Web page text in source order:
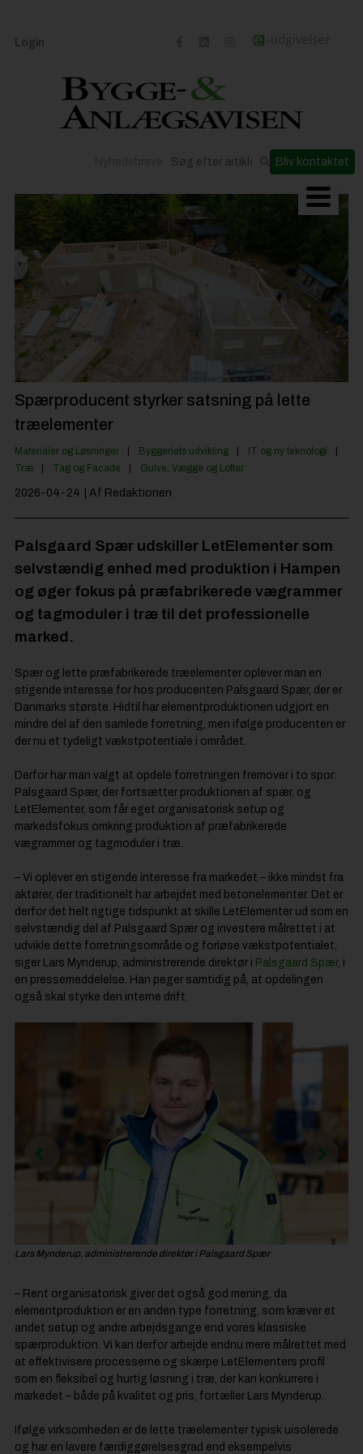
Login
Bliv kontaktet
Materialer og løsninger
Anlæg
Til Håndværkeren
Partnere
Jobportal
Spærproducent styrker satsning på lette
træelementer
Materialer og Løsninger Byggeriets udvikling
IT og ny teknologi
Træ
Tag og Facade Gulve, Vægge og Lofter
2026-04-24 | Af Redaktionen
Palsgaard Spær udskiller LetElementer som
selvstændig enhed med produktion i Hampen
og øger fokus på præfabrikerede vægrammer
og tagmoduler i træ til det professionelle
marked.
Spær og lette præfabrikerede træelementer oplever man en
stigende interesse for hos producenten Palsgaard Spær, der er
Danmarks største. Hidtil har elementproduktionen udgjort en
mindre del af den samlede forretning, men ifølge producenten er
der nu et tydeligt vækstpotentiale i området.
Derfor har man valgt at opdele forretningen fremover i to spor:
Palsgaard Spær, der fortsætter produktionen af spær, og
LetElementer, som får eget organisatorisk setup og
markedsfokus omkring produktion af præfabrikerede
vægrammer og tagmoduler i træ.
– Vi oplever en stigende interesse fra markedet – ikke mindst fra
aktører, der traditionelt har arbejdet med betonelementer. Det er
derfor det helt rigtige tidspunkt at skille LetElementer ud som en
selvstændig del af Palsgaard Spær og investere målrettet i at
udvikle dette forretningsområde og forløse vækstpotentialet,
siger Lars Mynderup, administrerende direktør i Palsgaard Spær, i
en pressemeddelelse. Han peger samtidig på, at opdelingen
også skal styrke den interne drift.
Lars Mynderup, administrerende direktør i Palsgaard Spær
– Rent organisatorisk giver det også god mening, da
elementproduktion er en anden type forretning, som kræver et
andet setup og andre arbejdsgange end vores klassiske
spærproduktion. Vi kan derfor arbejde endnu mere målrettet med
at effektivisere processerne og skærpe LetElementers profil
som en fleksibel og hurtig løsning i træ, der kan konkurrere i
markedet – både på kvalitet og pris, fortæller Lars Mynderup.
Ifølge virksomheden er de lette træelementer typisk uisolerede
og har en lavere færdiggørelsesgrad end eksempelvis